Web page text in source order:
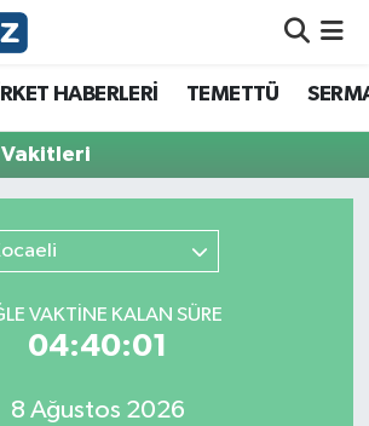
HABERLERİ TEMETTÜ
Vakitleri
VAKTİNE KALAN SÜRE
04:40:01
8 Ağustos 2026